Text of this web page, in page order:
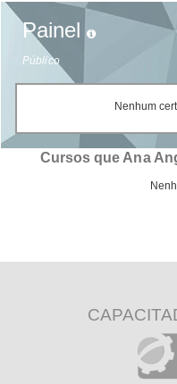
Painel
Público
Nenhum
Cursos que Ana